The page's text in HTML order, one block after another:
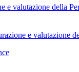
e valutazione della
e valutazione